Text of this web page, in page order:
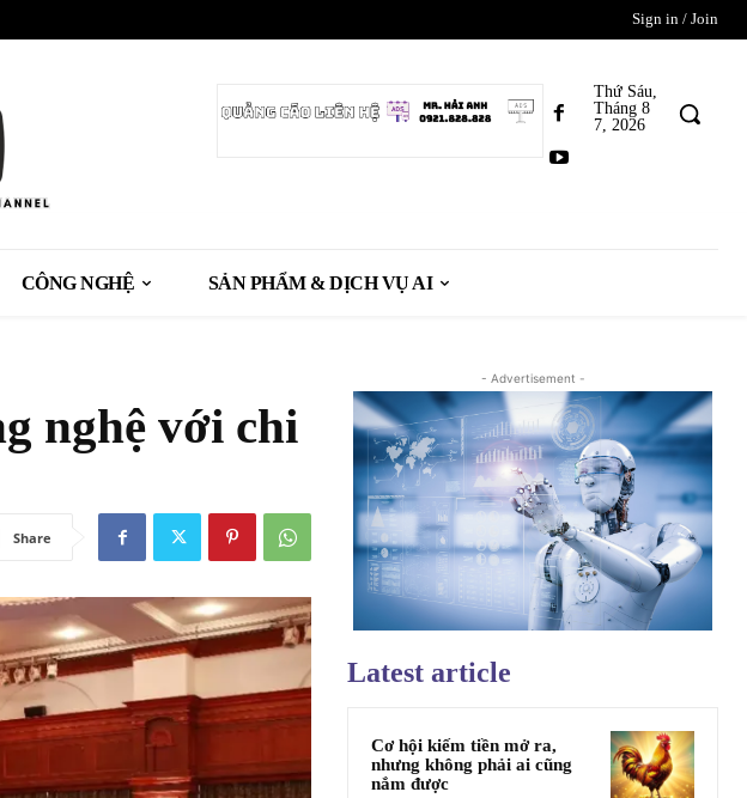
Sign in / Join
Thứ Sáu,
Tháng 8
7, 2026
CÔNG NGHỆ SẢN PHẨM & DỊCH VỤ AI
nghệ với chi
Share
- Advertisement -
Latest article
Cơ hội kiếm tiền mở ra,
nhưng không phải ai cũng
nắm được